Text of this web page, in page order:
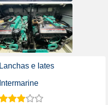
Lanchas e Iates
Intermarine